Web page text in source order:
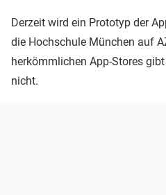
Derzeit wird ein Prototyp der
die Hochschule München auf
herkömmlichen App-Stores
nicht.